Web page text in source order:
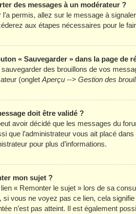
des messages à un modérateur ?
l’a permis, allez sur le message à
aux étapes nécessaires pour le
« Sauvegarder » dans la page de
des brouillons de vos
(onglet Aperçu --> Gestion des
doit être validé ?
avoir décidé que les messages du
que l’administrateur vous ait placé
pour plus d’informations.
mon sujet ?
« Remonter le sujet » lors de sa
si vous ne voyez pas ce lien, cela
n’est pas atteint. Il est également